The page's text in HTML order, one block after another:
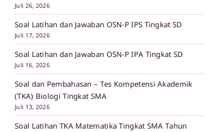
Juli 26, 2026
Soal Latihan dan Jawaban OSN-P IPS Tingkat SD
Juli 17, 2026
Soal Latihan dan Jawaban OSN-P IPA Tingkat SD
Juli 16, 2026
Soal dan Pembahasan – Tes Kompetensi Akademik
(TKA) Biologi Tingkat SMA
Juli 13, 2026
Soal Latihan TKA Matematika Tingkat SMA Tahun